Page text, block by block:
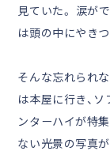
見ていた。 涙が
は頭の中にやきつ
そんな忘れられ
は本屋に行き、
ンターハイが特
ない光景の写真